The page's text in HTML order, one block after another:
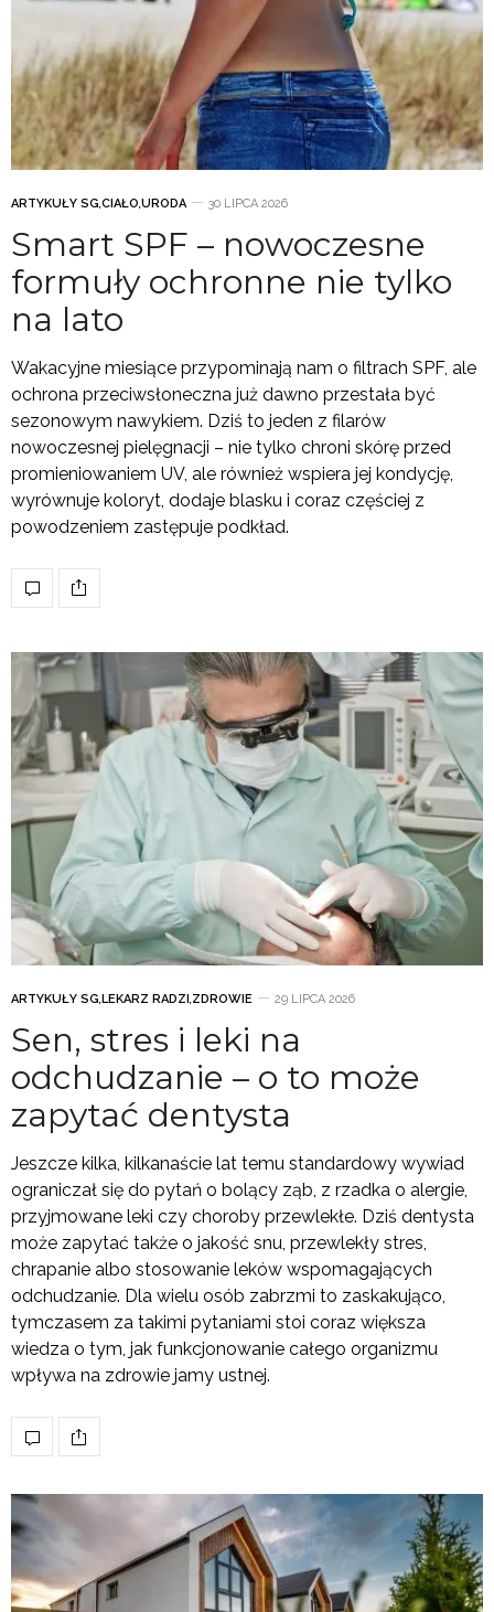
ARTYKUŁY SG,CIAŁO,URODA 30 LIPCA 2026
Smart SPF – nowoczesne
formuły ochronne nie tylko
na lato
Wakacyjne miesiące przypominają nam o filtrach SPF, ale
ochrona przeciwsłoneczna już dawno przestała być
sezonowym nawykiem. Dziś to jeden z filarów
nowoczesnej pielęgnacji – nie tylko chroni skórę przed
promieniowaniem UV, ale również wspiera jej kondycję,
wyrównuje koloryt, dodaje blasku i coraz częściej z
powodzeniem zastępuje podkład.
ARTYKUŁY SG,LEKARZ RADZI ,ZDROWIE 29 LIPCA 2026
Sen, stres i leki na
odchudzanie – o to może
zapytać dentysta
Jeszcze kilka, kilkanaście lat temu standardowy wywiad
ograniczał się do pytań o bolący ząb, z rzadka o alergie,
przyjmowane leki czy choroby przewlekłe. Dziś dentysta
może zapytać także o jakość snu, przewlekły stres,
chrapanie albo stosowanie leków wspomagających
odchudzanie. Dla wielu osób zabrzmi to zaskakująco,
tymczasem za takimi pytaniami stoi coraz większa
wiedza o tym, jak funkcjonowanie całego organizmu
wpływa na zdrowie jamy ustnej.